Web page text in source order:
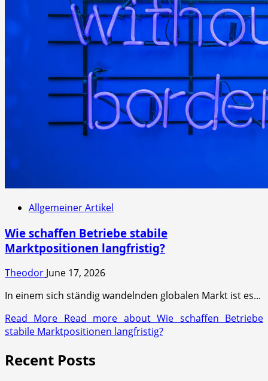
Allgemeiner Artikel
Wie schaffen Betriebe stabile
Marktpositionen langfristig?
Theodor June 17, 2026
In einem sich ständig wandelnden globalen Markt ist es...
Read More Read more about Wie schaffen Betriebe
stabile Marktpositionen langfristig?
Recent Posts